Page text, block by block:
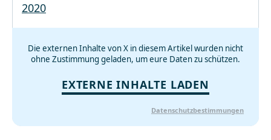
2020
Die externen Inhalte von X in diesem Artikel wurden nicht
ohne Zustimmung geladen, um eure Daten zu schützen.
EXTERNE INHALTE LADEN
Datenschutzbestimmungen